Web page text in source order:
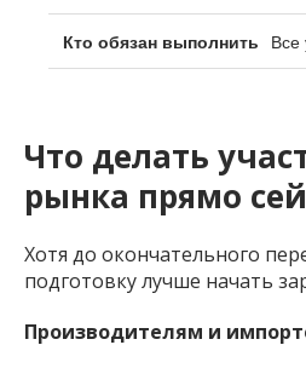
Все
Что делать
рынка прямо
Хотя до окончательного
подготовку лучше начать
Производителям и